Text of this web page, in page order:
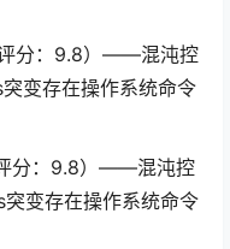
评分：9.8）——混沌控
变存在操作系统命令
评分：9.8）——混沌控
变存在操作系统命令